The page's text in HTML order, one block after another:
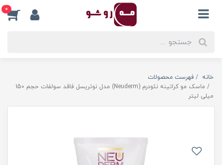
0
خانه
فهرست محصولات
ماسک مو کراتینه نئودرم (Neuderm) مدل نوتریسل فاقد سولفات حجم 150
میلی لیتر